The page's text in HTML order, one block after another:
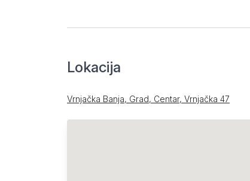
Lokacija
Vrnjačka Banja, Grad, Centar, Vrnjačka 47